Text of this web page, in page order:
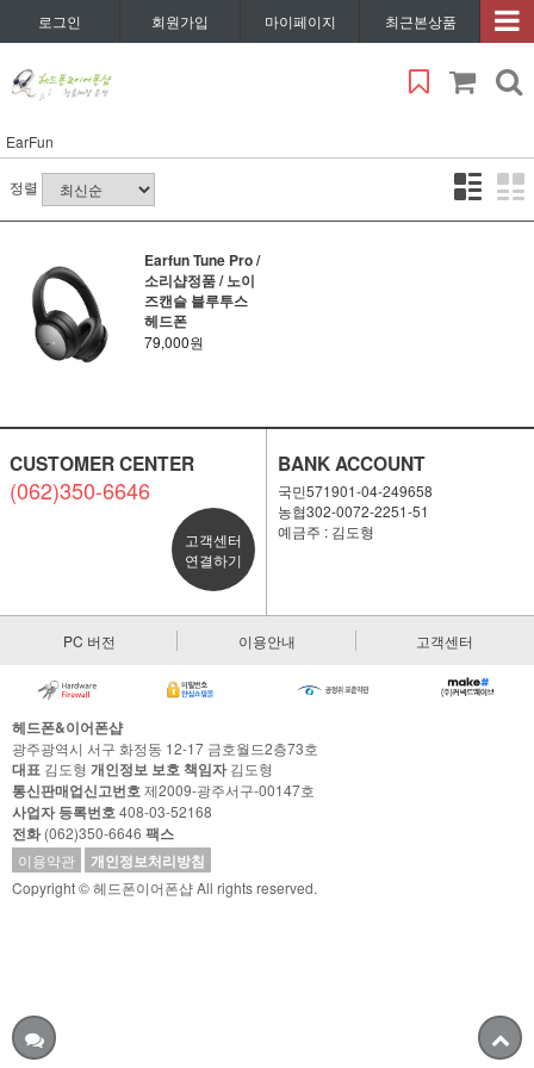
로그인 회원가입 마이페이지 최근본상품
EarFun
정렬
Earfun Tune Pro /
소리샵정품 / 노이
즈캔슬 블루투스
헤드폰
79,000원
CUSTOMER CENTER
(062)350-6646
고객센터
연결하기
BANK ACCOUNT
국민571901-04-249658
농협302-0072-2251-51
예금주 : 김도형
PC 버전 이용안내 고객센터
헤드폰&이어폰샵
광주광역시 서구 화정동 12-17 금호월드2층73호
대표 김도형 개인정보 보호 책임자김도형
통신판매업신고번호제2009-광주서구-00147호
사업자 등록번호408-03-52168
전화(062)350-6646 팩스
이용약관 개인정보처리방침
Copyright © 헤드폰이어폰샵 All rights reserved.